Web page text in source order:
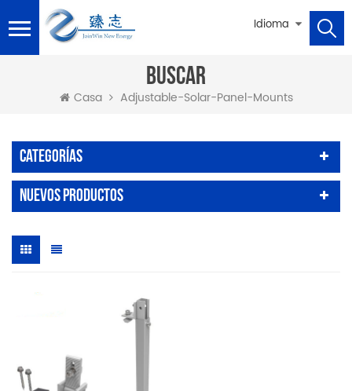
Idioma
BUSCAR
Casa Adjustable-Solar-Panel-Mounts
Categorías
Nuevos Productos